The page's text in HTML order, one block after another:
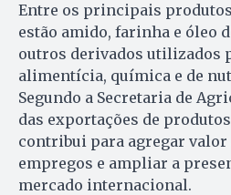
Entre os principais
estão amido, farinha e óleo
outros derivados utilizados
alimentícia, química e de
Segundo a Secretaria de
das exportações de
contribui para agregar valor
empregos e ampliar a
mercado internacional.